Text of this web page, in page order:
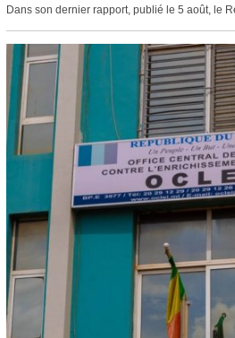
Dans son dernier rapport, publié le 5 août, le